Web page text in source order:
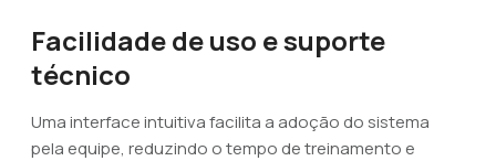
Facilidade de uso e suporte
técnico
Uma interface intuitiva facilita a adoção do sistema
pela equipe, reduzindo o tempo de treinamento e